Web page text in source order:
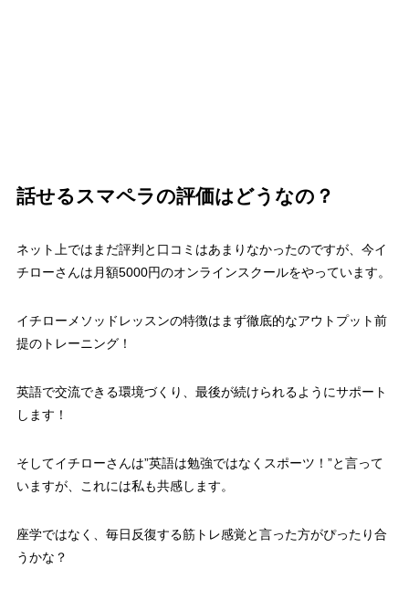
話せるスマペラの評価はどうなの？
ネット上ではまだ評判と口コミはあまりなかったのですが、今イ
チローさんは月額5000円のオンラインスクールをやっています。
イチローメソッドレッスンの特徴はまず徹底的なアウトプット前
提のトレーニング！
英語で交流できる環境づくり、最後が続けられるようにサポート
します！
そしてイチローさんは”英語は勉強ではなくスポーツ！”と言って
いますが、これには私も共感します。
座学ではなく、毎日反復する筋トレ感覚と言った方がぴったり合
うかな？